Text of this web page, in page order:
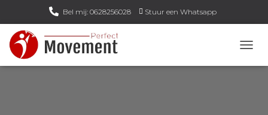
Bel mij: 0628256028 Stuur een Whatsapp
Email mij: info@perfect-movement.nl
A